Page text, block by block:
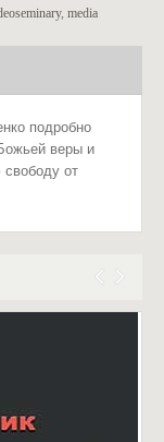
, media
подробно
веры и
свободу от